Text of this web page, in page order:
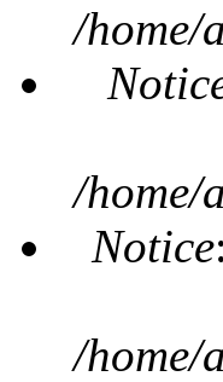
/home/
/home/
Notice
/home/